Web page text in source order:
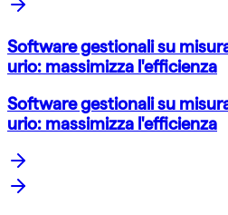
Software gestionali su
urio: massimizza l'efficienza
Software gestionali su
urio: massimizza l'efficienza